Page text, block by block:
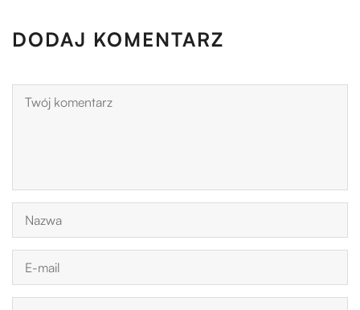
DODAJ KOMENTARZ